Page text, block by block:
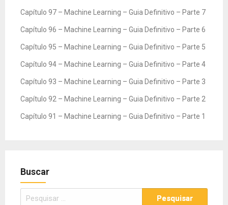
Capítulo 97 – Machine Learning – Guia Definitivo – Parte 7
Capítulo 96 – Machine Learning – Guia Definitivo – Parte 6
Capítulo 95 – Machine Learning – Guia Definitivo – Parte 5
Capítulo 94 – Machine Learning – Guia Definitivo – Parte 4
Capítulo 93 – Machine Learning – Guia Definitivo – Parte 3
Capítulo 92 – Machine Learning – Guia Definitivo – Parte 2
Capítulo 91 – Machine Learning – Guia Definitivo – Parte 1
Buscar
Pesquisar